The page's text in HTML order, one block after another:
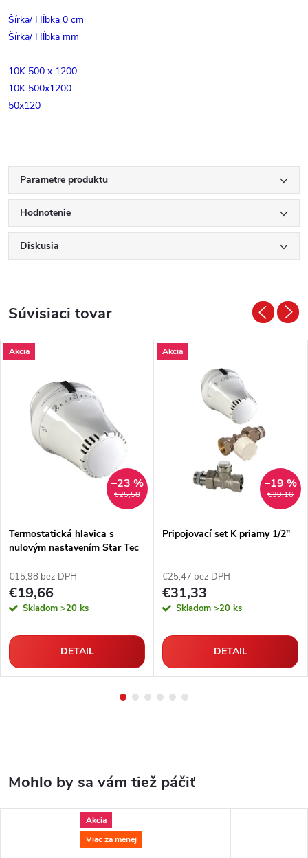
Šírka/ Hĺbka 0 cm
Šírka/ Hĺbka mm
10K 500 x 1200
10K 500x1200
50x120
Parametre produktu
Hodnotenie
Diskusia
Súvisiaci tovar
Akcia
€25,58
–23 %
Termostatická hlavica s
nulovým nastavením Star Tec
€15,98 bez DPH
€19,66
Skladom >20 ks
DETAIL
Akcia
€39,16
–19 %
Pripojovací set K priamy 1/2"
€25,47 bez DPH
€31,33
Skladom >20 ks
DETAIL
Akcia
Viac za menej